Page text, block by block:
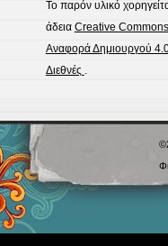
Το παρόν υλικό
άδεια Creative Commons
Αναφορά Δημιουργού
Διεθνές .